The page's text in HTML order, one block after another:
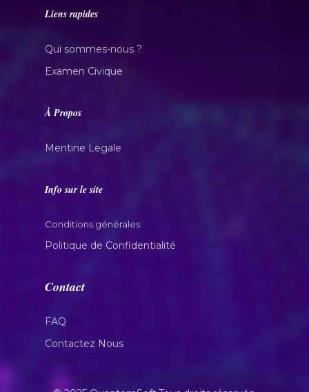
Liens rapides
Qui sommes-nous ?
Examen Civique
À Propos
Mentine Legale
Info sur le site
Conditions générales
Politique de Confidentialité
Contact
FAQ
Contactez Nous